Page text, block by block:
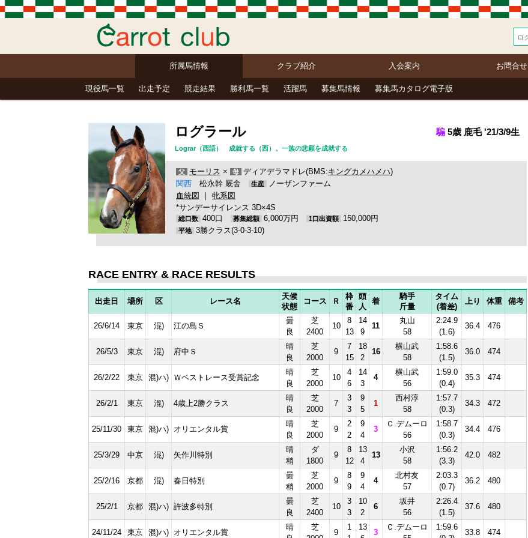
所属馬情報 クラブ紹介 入会案内 お問合せ
現役馬一覧 出走予定 競走結果 勝利馬一覧 活躍馬 募集馬情報 募集馬カタログ電子版
ログラール 騸 5歳 鹿毛 '21/3/9生
Lograr（西語） 成就する（西）。一族の悲願を成就する
父 モーリス × 母 ディアデラマドレ(BMS:キングカメハメハ)
関西 松永幹 厩舎 生産
ノーザンファーム
血統図
｜ 牝系図
*サンデーサイレンス 3D×4S
総口数 400口 募集総額 6,000万円 1口出資額 150,000円
平地 3勝クラス(3-0-3-10)
RACE ENTRY & RACE RESULTS
出走日 場所 区 レース名
天候
状態
コース Ｒ
枠
番
頭
人
着
騎手
斤量
タイム
(着差)
上り 体重 備考
26/6/14 東京 混) 江の島Ｓ
曇
良
芝
2400
10
8
13
14
9
11
丸山
58
2:24.9
(1.6)
36.4 476
26/5/3 東京 混) 府中Ｓ
晴
良
芝
2000
9
7
15
18
2
16
横山武
58
1:58.6
(1.5)
36.0 474
26/2/22 東京 混)ハ) Ｗベストレース受賞記念
晴
良
芝
2000
10
4
6
14
3
4
横山武
56
1:59.0
(0.4)
35.3 474
26/2/1 東京 混) 4歳上2勝クラス
晴
良
芝
2000
7
3
3
9
5
1
西村淳
58
1:57.7
(0.3)
34.3 472
25/11/30 東京 混)ハ) オリエンタル賞
晴
良
芝
2000
9
2
2
9
4
3
Ｃ.デムーロ
56
1:58.7
(0.3)
34.4 476
25/3/29 中京 混) 矢作川特別
晴
稍
ダ
1800
9
8
12
13
4
13
小沢
58
1:56.2
(3.3)
42.0 482
25/2/16 京都 混) 春日特別
曇
稍
芝
2000
9
8
9
9
4
4
北村友
57
2:03.3
(0.7)
36.2 480
25/2/1 京都 混)ハ) 許波多特別
曇
良
芝
2400
10
3
3
10
2
6
坂井
56
2:26.4
(1.5)
37.6 480
24/11/24 東京 混)ハ) オリエンタル賞
晴
芝
9
1
13
3
Ｃ.デムーロ
1:59.6
33.8 474